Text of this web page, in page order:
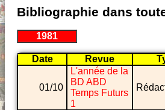
Bibliographie dans
1981
Date Revue
01/10
L'année de la
BD ABD
Temps Futurs
1